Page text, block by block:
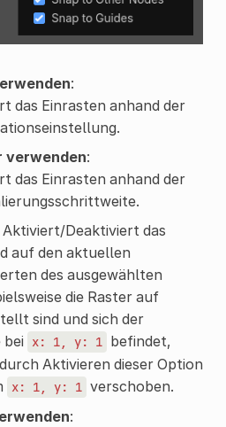
:
das Einrasten anhand der
verwenden:
das Einrasten anhand der
Aktiviert/Deaktiviert das
auf den aktuellen
des ausgewählten
die Raster auf
sind und sich der
x: 1, y: 1 befindet,
Aktivieren dieser Option
x: 1, y: 1 verschoben.
: